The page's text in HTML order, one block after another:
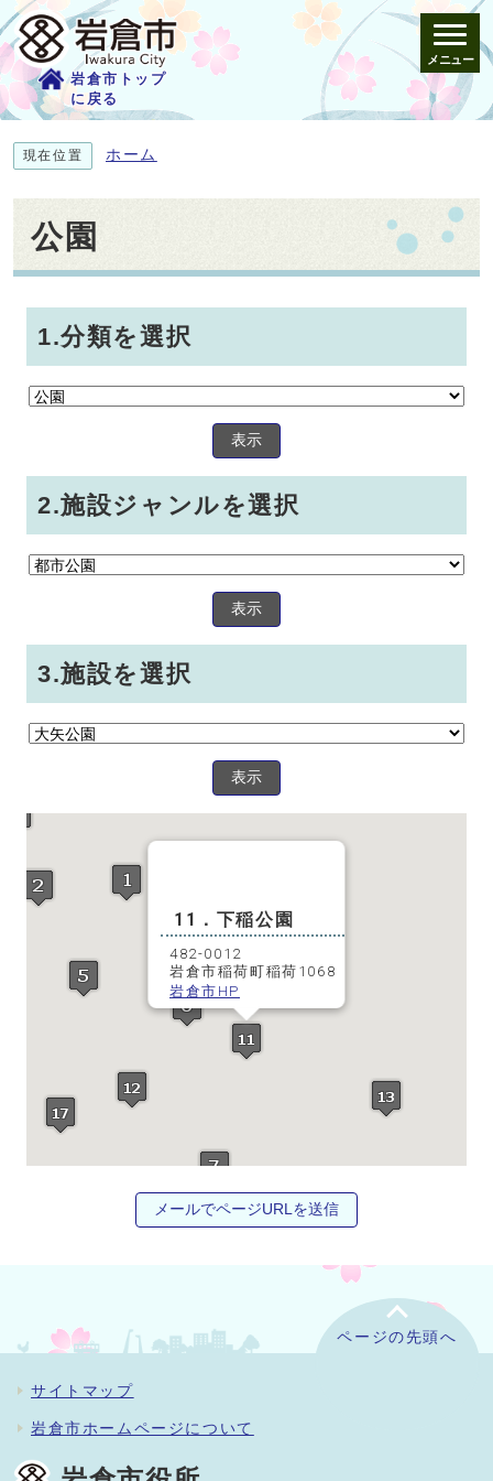
岩倉市トップ
に戻る
メニュー
現在位置 ホーム
公園
1.分類を選択
表示
2.施設ジャンルを選択
表示
3.施設を選択
表示
11．下稲公園
482-0012
岩倉市稲荷町稲荷1068
岩倉市HP
メールでページURLを送信
ページの先頭へ
サイトマップ
岩倉市ホームページについて